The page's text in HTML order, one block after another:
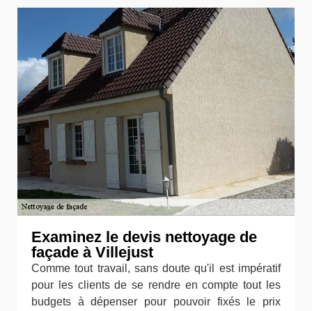
Examinez le devis nettoyage de
façade à Villejust
Comme tout travail, sans doute qu'il est impératif
pour les clients de se rendre en compte tout les
budgets à dépenser pour pouvoir fixés le prix